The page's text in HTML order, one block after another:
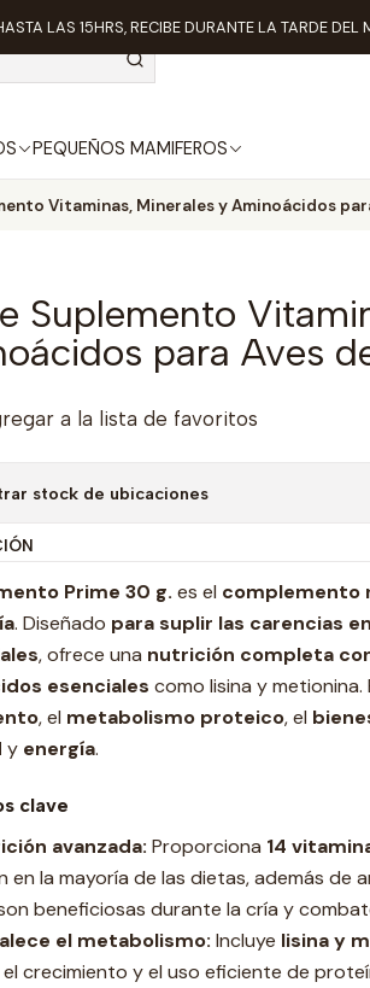
PEQUEÑOS MAMIFEROS
LAS 15HRS, RECIBE DURANTE LA TARDE DEL
Vitaminas, Minerales y Aminoácidos
Suplemento
para Aves
a la lista de favoritos
stock de ubicaciones
Prime 30 g. es el complemento
. Diseñado para suplir las carencias
, ofrece una nutrición completa
esenciales como lisina y
, el metabolismo proteico, el
y energía.
clave
avanzada: Proporciona 14
en la mayoría de las dietas, además de
beneficiosas durante la cría y
el metabolismo: Incluye lisina y
crecimiento y el uso eficiente de